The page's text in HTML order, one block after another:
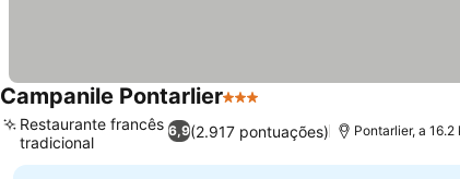
Campanile Pontarlier3 Estrelas
6,9(2.917 pontuações)
Restaurante francês
tradicional
Pontarlier, a